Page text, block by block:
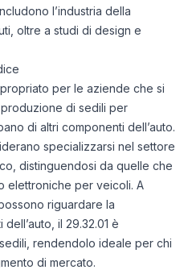
l’industria della
oltre a studi di design e
per le aziende che si
di sedili per
di altri componenti dell’auto.
specializzarsi nel settore
distinguendosi da quelle che
elettroniche per veicoli. A
riguardare la
il 29.32.01 è
rendendolo ideale per chi
di mercato.